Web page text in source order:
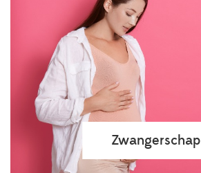
Zwangerschap